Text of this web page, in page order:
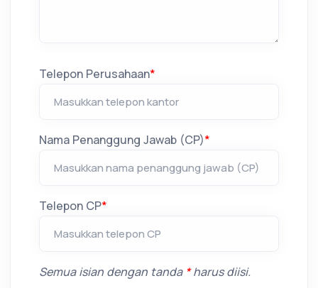
Telepon Perusahaan*
Nama Penanggung Jawab (CP)*
Telepon CP*
Semua isian dengan tanda *harus diisi.